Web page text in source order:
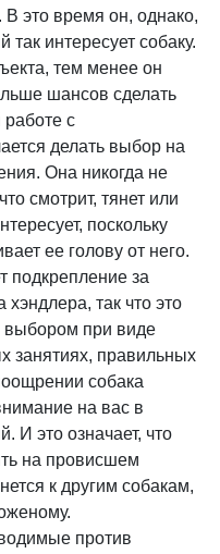
В это время он, однако,
так интересует собаку.
тем менее он
шансов сделать
с
делать выбор на
Она никогда не
смотрит, тянет или
поскольку
ее голову от него.
подкрепление за
так что это
выбором при виде
занятиях, правильных
собака
на вас в
И это означает, что
на провисшем
к другим собакам,
против